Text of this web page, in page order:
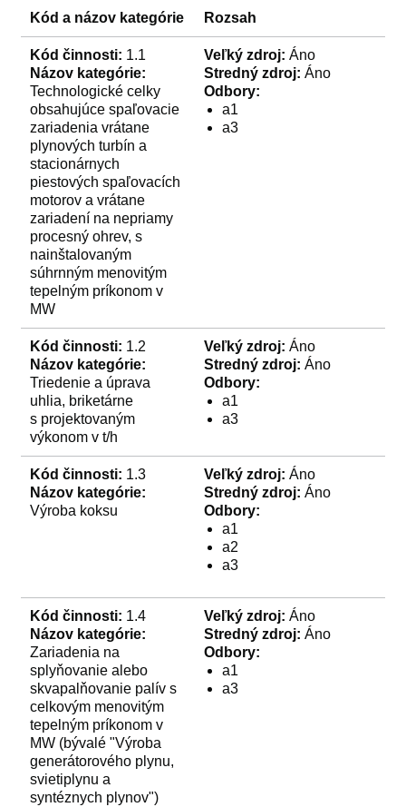
Kód a názov kategórie Rozsah
Kód činnosti: 1.1
Názov kategórie:
Technologické celky
obsahujúce spaľovacie
zariadenia vrátane
plynových turbín a
stacionárnych
piestových spaľovacích
motorov a vrátane
zariadení na nepriamy
procesný ohrev, s
nainštalovaným
súhrnným menovitým
tepelným príkonom v
MW
Veľký zdroj: Áno
Stredný zdroj: Áno
Odbory:
a1
a3
Kód činnosti: 1.2
Názov kategórie:
Triedenie a úprava
uhlia, briketárne
s projektovaným
výkonom v t/h
Veľký zdroj: Áno
Stredný zdroj: Áno
Odbory:
a1
a3
Kód činnosti: 1.3
Názov kategórie:
Výroba koksu
Veľký zdroj: Áno
Stredný zdroj: Áno
Odbory:
a1
a2
a3
Kód činnosti: 1.4
Názov kategórie:
Zariadenia na
splyňovanie alebo
skvapalňovanie palív s
celkovým menovitým
tepelným príkonom v
MW (bývalé "Výroba
generátorového plynu,
svietiplynu a
syntéznych plynov")
Veľký zdroj: Áno
Stredný zdroj: Áno
Odbory:
a1
a3